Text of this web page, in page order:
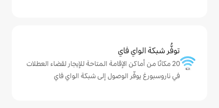
الإقامة المتاحة للإيجار لقضاء العطلات
الوصول إلى شبكة الواي فاي